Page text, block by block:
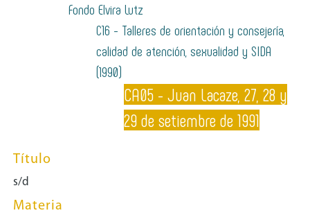
Fondo Elvira Lutz
C16 - Talleres de orientación y consejería,
calidad de atención, sexualidad y SIDA
(1990)
CA05 - Juan Lacaze, 27, 28 y
29 de setiembre de 1991
Título
s/d
Materia